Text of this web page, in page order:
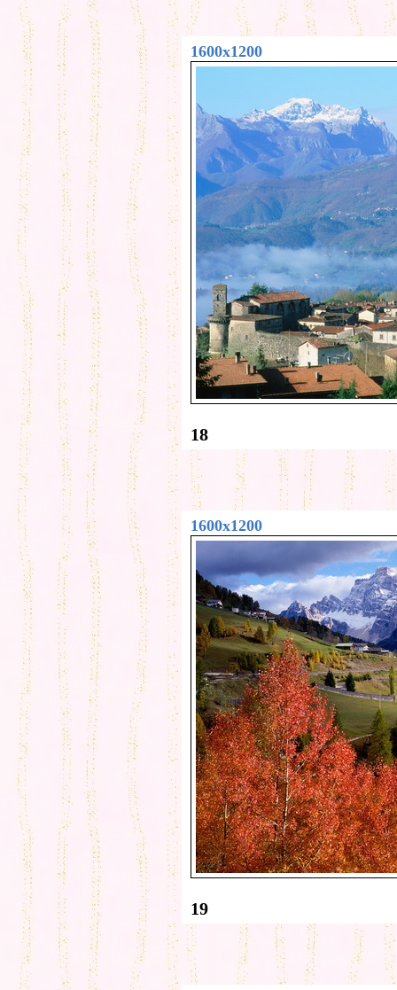
1600x1200
18
1600x1200
19